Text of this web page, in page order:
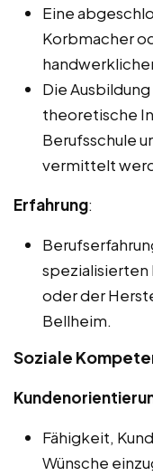
Eine
Korbmacher
Die
theoretische
Berufsschule
vermittelt
Erfahrung:
spezialisierten
oder der
Bellheim.
Soziale
Fähigkeit,
Wünsche